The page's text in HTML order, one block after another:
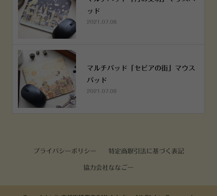
ッド
2021.07.08
マルチパッド「セピアの街」マウス
パッド
2021.07.08
プライバシーポリシー 特定商取引法に基づく表記
協力会社ななごー